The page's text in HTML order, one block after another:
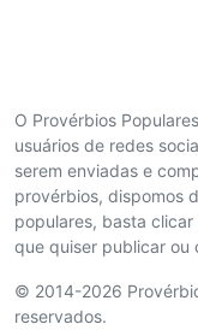
O Provérbios
usuários de redes
serem enviadas e
provérbios, dispomos
populares, basta
que quiser publicar ou
© 2014-2026
reservados.